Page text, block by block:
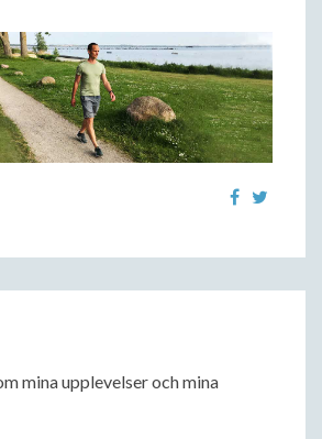
mina upplevelser och mina